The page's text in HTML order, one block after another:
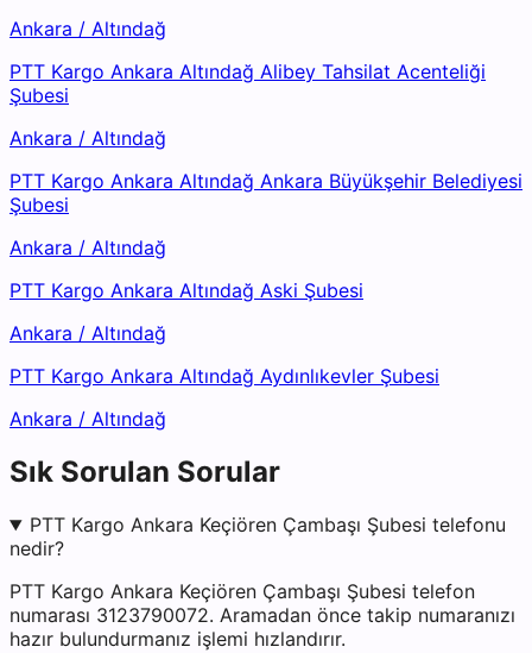
Ankara / Altındağ
PTT Kargo Ankara Altındağ Alibey Tahsilat Acenteliği
Şubesi
Ankara / Altındağ
PTT Kargo Ankara Altındağ Ankara Büyükşehir Belediyesi
Şubesi
Ankara / Altındağ
PTT Kargo Ankara Altındağ Aski Şubesi
Ankara / Altındağ
PTT Kargo Ankara Altındağ Aydınlıkevler Şubesi
Ankara / Altındağ
Sık Sorulan Sorular
PTT Kargo Ankara Keçiören Çambaşı Şubesi telefonu
nedir?
PTT Kargo Ankara Keçiören Çambaşı Şubesi telefon
numarası 3123790072. Aramadan önce takip numaranızı
hazır bulundurmanız işlemi hızlandırır.